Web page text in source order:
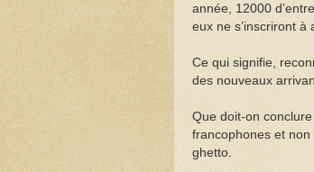
année, 12000
eux ne s’inscriront à
Ce qui signifie,
des nouveaux
Que doit-on
francophones et non
ghetto.